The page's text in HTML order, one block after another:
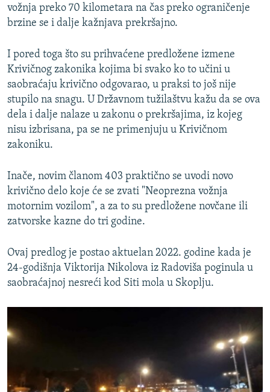
vožnja preko 70 kilometara na čas preko ograničenje
brzine se i dalje kažnjava prekršajno.
I pored toga što su prihvaćene predložene izmene
Krivičnog zakonika kojima bi svako ko to učini u
saobraćaju krivično odgovarao, u praksi to još nije
stupilo na snagu. U Državnom tužilaštvu kažu da se ova
dela i dalje nalaze u zakonu o prekršajima, iz kojeg
nisu izbrisana, pa se ne primenjuju u Krivičnom
zakoniku.
Inače, novim članom 403 praktično se uvodi novo
krivično delo koje će se zvati "Neoprezna vožnja
motornim vozilom", a za to su predložene novčane ili
zatvorske kazne do tri godine.
Ovaj predlog je postao aktuelan 2022. godine kada je
24-godišnja Viktorija Nikolova iz Radoviša poginula u
saobraćajnoj nesreći kod Siti mola u Skoplju.